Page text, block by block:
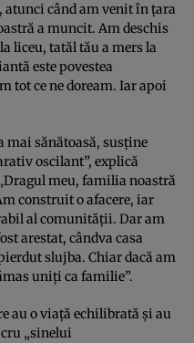
atunci când am venit în ţara
a muncit. Am deschis
liceu, tatăl tău a mers la
este povestea
tot ce ne doream. Iar apoi
mai sănătoasă, susţine
oscilant”, explică
meu, familia noastră
construit o afacere, iar
al comunităţii. Dar am
arestat, cândva casa
slujba. Chiar dacă am
uniţi ca familie”.
au o viaţă echilibrată şi au
„sinelui